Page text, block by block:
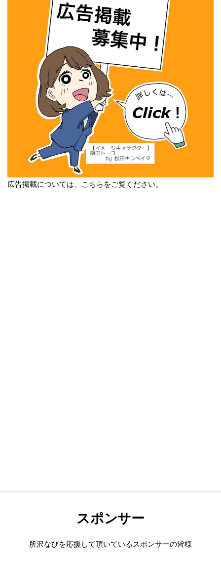
広告掲載については、こちらをご覧ください。
スポンサー
所沢なびを応援して頂いているスポンサーの皆様